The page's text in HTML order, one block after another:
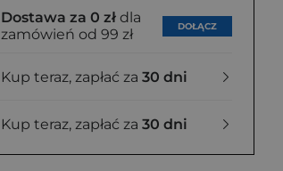
Dostawa za 0 zł dla
zamówień od 99 zł
DOŁĄCZ
Kup teraz, zapłać za 30 dni
Kup teraz, zapłać za 30 dni